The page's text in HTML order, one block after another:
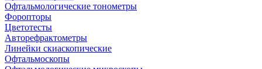
Офтальмологические тонометры
Форопторы
Цветотесты
Авторефрактометры
Линейки скиаскопические
Офтальмоскопы